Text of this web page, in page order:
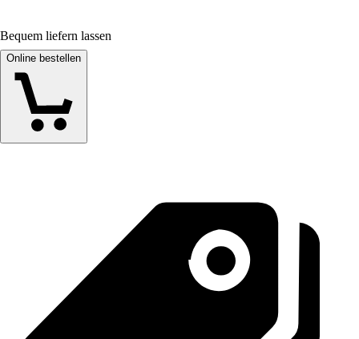
Bequem liefern lassen
Online bestellen